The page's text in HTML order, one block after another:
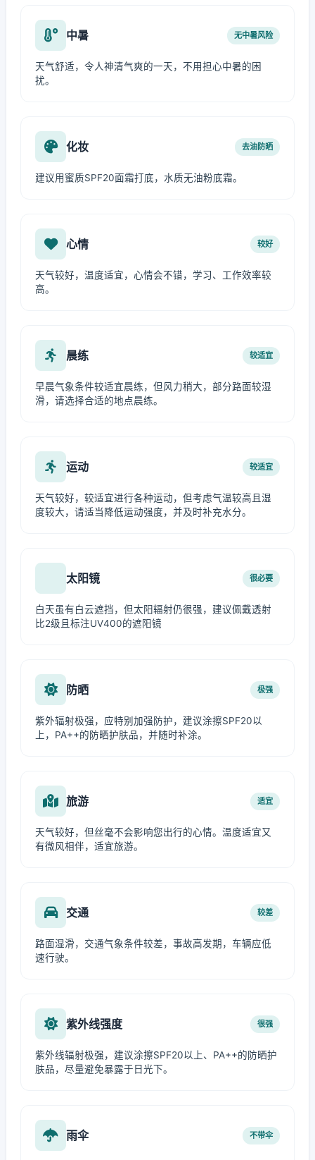
中暑 无中暑风险
天气舒适，令人神清气爽的一天，不用担心中暑的困
扰。
化妆 去油防晒
建议用蜜质SPF20面霜打底，水质无油粉底霜。
心情 较好
天气较好，温度适宜，心情会不错，学习、工作效率较
高。
晨练 较适宜
早晨气象条件较适宜晨练，但风力稍大，部分路面较湿
滑，请选择合适的地点晨练。
运动 较适宜
天气较好，较适宜进行各种运动，但考虑气温较高且湿
度较大，请适当降低运动强度，并及时补充水分。
太阳镜 很必要
白天虽有白云遮挡，但太阳辐射仍很强，建议佩戴透射
比2级且标注UV400的遮阳镜
防晒 极强
紫外辐射极强，应特别加强防护，建议涂擦SPF20以
上，PA++的防晒护肤品，并随时补涂。
旅游 适宜
天气较好，但丝毫不会影响您出行的心情。温度适宜又
有微风相伴，适宜旅游。
交通 较差
路面湿滑，交通气象条件较差，事故高发期，车辆应低
速行驶。
紫外线强度 很强
紫外线辐射极强，建议涂擦SPF20以上、PA++的防晒护
肤品，尽量避免暴露于日光下。
雨伞 不带伞